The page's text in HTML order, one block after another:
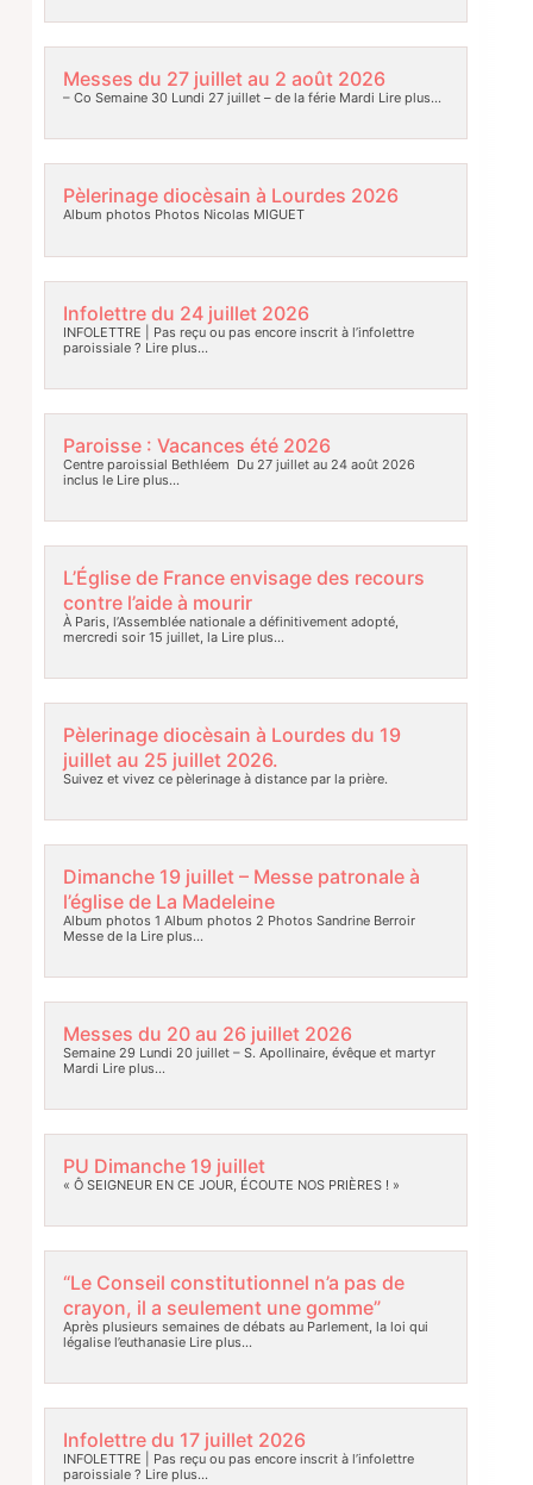
Messes du 27 juillet au 2 août 2026
– Co Semaine 30 Lundi 27 juillet – de la férie Mardi Lire plus…
Pèlerinage diocèsain à Lourdes 2026
Album photos Photos Nicolas MIGUET
Infolettre du 24 juillet 2026
INFOLETTRE | Pas reçu ou pas encore inscrit à l’infolettre
paroissiale ? Lire plus…
Paroisse : Vacances été 2026
Centre paroissial Bethléem Du 27 juillet au 24 août 2026
inclus leLire plus…
L’Église de France envisage des recours
contre l’aide à mourir
À Paris, l’Assemblée nationale a définitivement adopté,
mercredi soir 15 juillet, laLire plus…
Pèlerinage diocèsain à Lourdes du 19
juillet au 25 juillet 2026.
Suivez et vivez ce pèlerinage à distance par la prière.
Dimanche 19 juillet – Messe patronale à
l’église de La Madeleine
Album photos 1 Album photos 2 Photos Sandrine Berroir
Messe de laLire plus…
Messes du 20 au 26 juillet 2026
Semaine 29 Lundi 20 juillet – S. Apollinaire, évêque et martyr
Mardi Lire plus…
PU Dimanche 19 juillet
« Ô SEIGNEUR EN CE JOUR, ÉCOUTE NOS PRIÈRES ! »
“Le Conseil constitutionnel n’a pas de
crayon, il a seulement une gomme”
Après plusieurs semaines de débats au Parlement, la loi qui
légalise l’euthanasieLire plus…
Infolettre du 17 juillet 2026
INFOLETTRE | Pas reçu ou pas encore inscrit à l’infolettre
paroissiale ? Lire plus…